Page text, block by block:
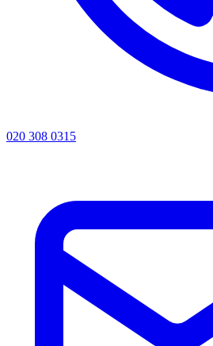
020 308 0315